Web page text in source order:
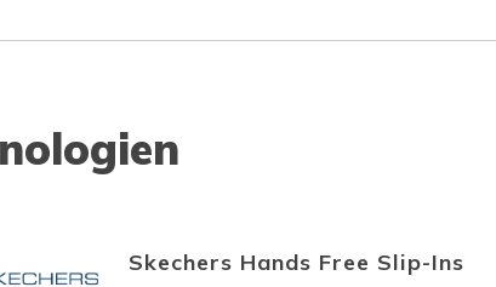
Skechers Hands Free Slip-Ins